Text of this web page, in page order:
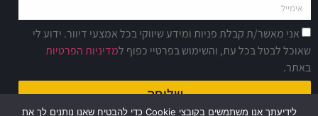
אני מאשר/ת קבלת פניות ומידע שיווקי בכל אמצעי דיוור. ידוע לי
שאוכל לבטל בכל עת, והשימוש בפרטיי כפוף למדיניות הפרטיות
באתר.
שליחה
לידיעתך אנו משתמשים בקובצי Cookie כדי להבטיח שאנו נותנים לך את